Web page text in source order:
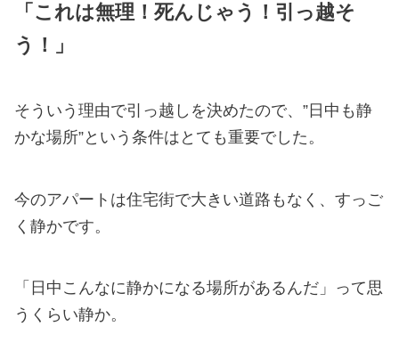
「これは無理！死んじゃう！引っ越そ
う！」
そういう理由で引っ越しを決めたので、”日中も静
かな場所”という条件はとても重要でした。
今のアパートは住宅街で大きい道路もなく、すっご
く静かです。
「日中こんなに静かになる場所があるんだ」って思
うくらい静か。